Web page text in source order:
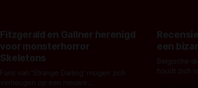
Fitzgerald en Gallner herenigd
voor monsterhorror
Skeletons
Fans van 'Strange Darling' mogen zich
verheugen op een nieuwe
een
Belgische
houdt zich